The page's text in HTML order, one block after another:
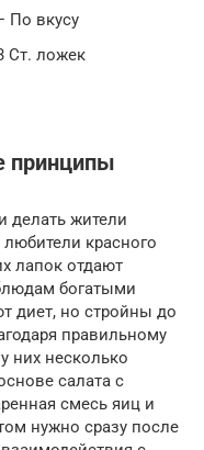
вкусу
Ст. ложек
принципы
делать жители
красного
лапок отдают
богатыми
диет, но стройны до
правильному
них несколько
салата с
смесь яиц и
нужно сразу после